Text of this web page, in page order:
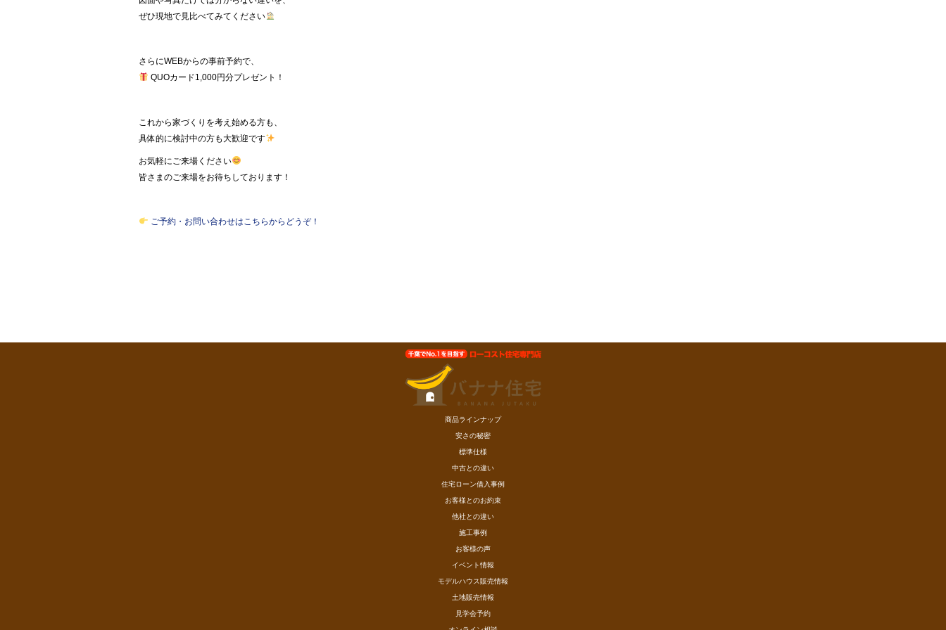
ぜひ現地で見比べてみてください
さらにWEBからの事前予約で、
QUOカード1,000円分プレゼント！
これから家づくりを考え始める方も、
具体的に検討中の方も大歓迎です
お気軽にご来場ください
皆さまのご来場をお待ちしております！
ご予約・お問い合わせはこちらからどうぞ！
商品ラインナップ
安さの秘密
標準仕様
中古との違い
住宅ローン借入事例
お客様とのお約束
他社との違い
施工事例
お客様の声
イベント情報
モデルハウス販売情報
土地販売情報
見学会予約